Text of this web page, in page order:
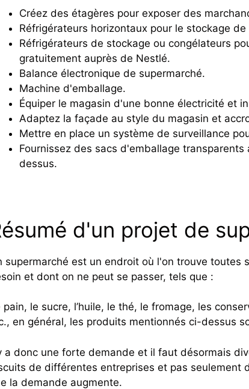
Créez des étagères pour exposer des
Réfrigérateurs horizontaux pour le stockage
Réfrigérateurs de stockage ou congélateurs
gratuitement auprès de Nestlé.
Balance électronique de supermarché.
Machine d'emballage.
Équiper le magasin d'une bonne électricité et
Adaptez la façade au style du magasin et
Mettre en place un système de surveillance
Fournissez des sacs d'emballage
dessus.
d'un projet de
supermarché est un endroit où l'on trouve
et dont on ne peut se passer, tels que :
pain, le sucre, l’huile, le thé, le fromage, les
en général, les produits mentionnés ci-dessus
a donc une forte demande et il faut désormais
de différentes entreprises et pas seulement
la demande augmente.